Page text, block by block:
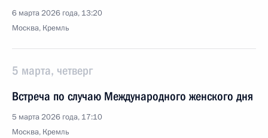
6 марта 2026 года, 13:20
Москва, Кремль
5 марта, четверг
Встреча по случаю Международного женского дня
5 марта 2026 года, 17:10
Москва, Кремль